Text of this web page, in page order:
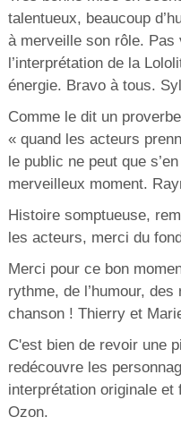
talentueux, beaucoup
à merveille son rôle.
l’interprétation de la
énergie. Bravo à tous.
Comme le dit un
« quand les acteurs
le public ne peut que
merveilleux moment.
Histoire somptueuse,
les acteurs, merci du
Merci pour ce bon
rythme, de l’humour,
chanson ! Thierry et
C'est bien de revoir une
redécouvre les
interprétation originale
Ozon.